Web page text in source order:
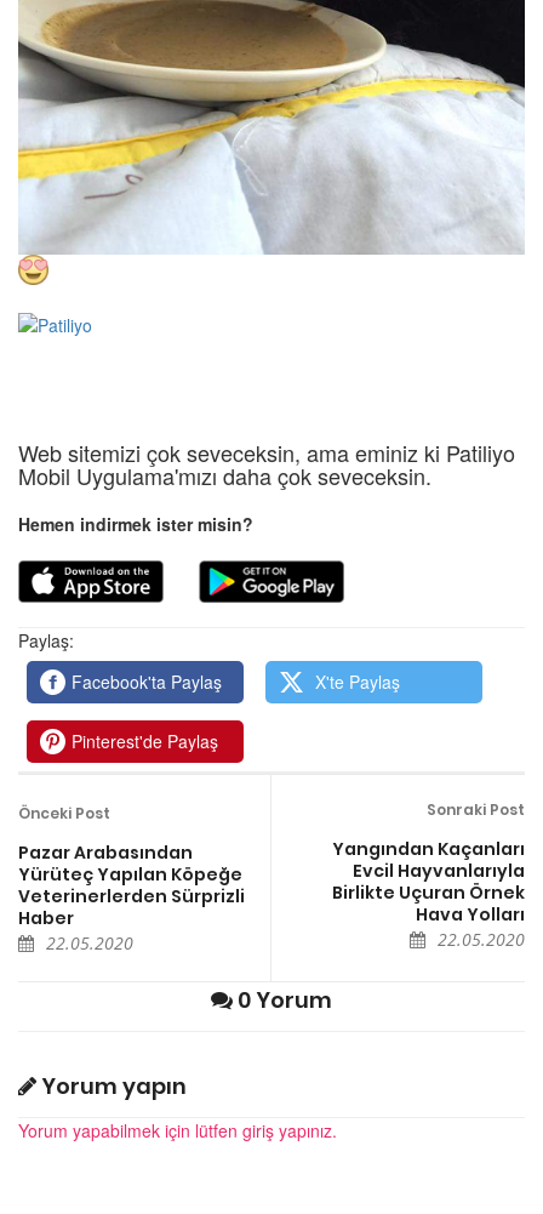
Web sitemizi çok seveceksin, ama eminiz ki Patiliyo
Mobil Uygulama'mızı daha çok seveceksin.
Hemen indirmek ister misin?
Paylaş:
Facebook'ta Paylaş
X'te Paylaş
Pinterest'de Paylaş
Önceki Post
Pazar Arabasından
Yürüteç Yapılan Köpeğe
Veterinerlerden Sürprizli
Haber
22.05.2020
Sonraki Post
Yangından Kaçanları
Evcil Hayvanlarıyla
Birlikte Uçuran Örnek
Hava Yolları
22.05.2020
0 Yorum
Yorum yapın
Yorum yapabilmek için lütfen giriş yapınız.